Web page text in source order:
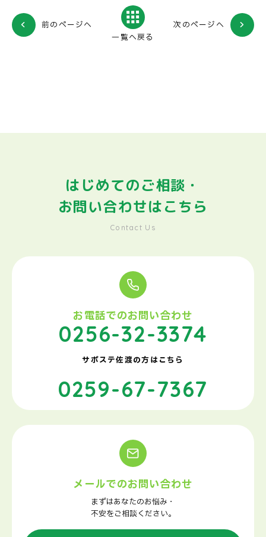
前のページへ
一覧へ戻る
次のページへ
はじめてのご相談・
お問い合わせはこちら
Contact Us
お電話でのお問い合わせ
0256-32-3374
サポステ佐渡の方はこちら
0259-67-7367
メールでのお問い合わせ
まずはあなたのお悩み・
不安をご相談ください。